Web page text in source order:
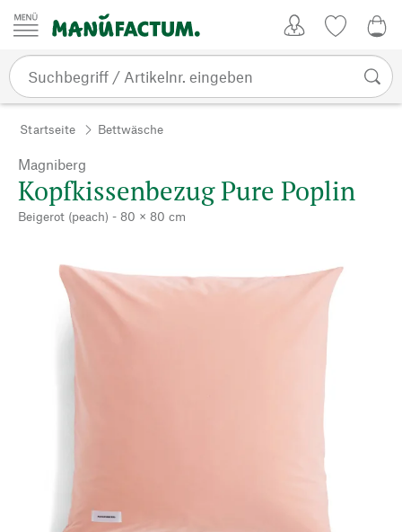
Zum Inhalt springen
Startseite Bettwäsche
Magniberg
Kopfkissenbezug Pure Poplin
Beigerot (peach) - 80 × 80 cm